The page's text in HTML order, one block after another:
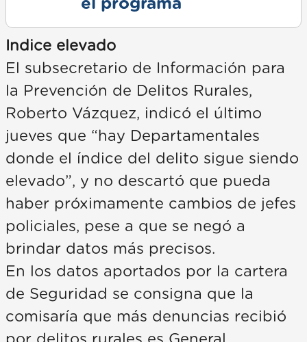
el programa
Indice elevado
El subsecretario de Información para
la Prevención de Delitos Rurales,
Roberto Vázquez, indicó el último
jueves que “hay Departamentales
donde el índice del delito sigue siendo
elevado”, y no descartó que pueda
haber próximamente cambios de jefes
policiales, pese a que se negó a
brindar datos más precisos.
En los datos aportados por la cartera
de Seguridad se consigna que la
comisaría que más denuncias recibió
por delitos rurales es General